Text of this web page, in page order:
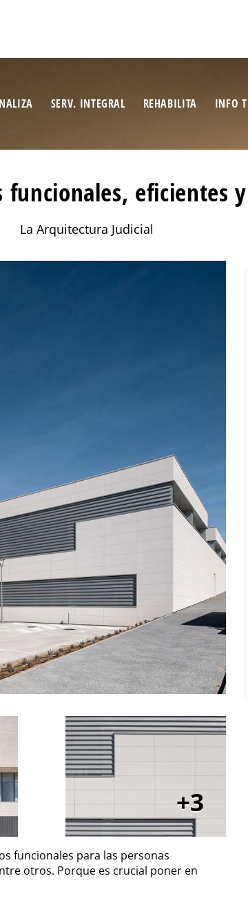
SERV. INTEGRAL REHABILITA INFO
funcionales, eficientes
La Arquitectura Judicial
3
funcionales para las personas
otros. Porque es crucial poner en